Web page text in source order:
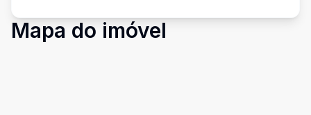
Mapa do imóvel